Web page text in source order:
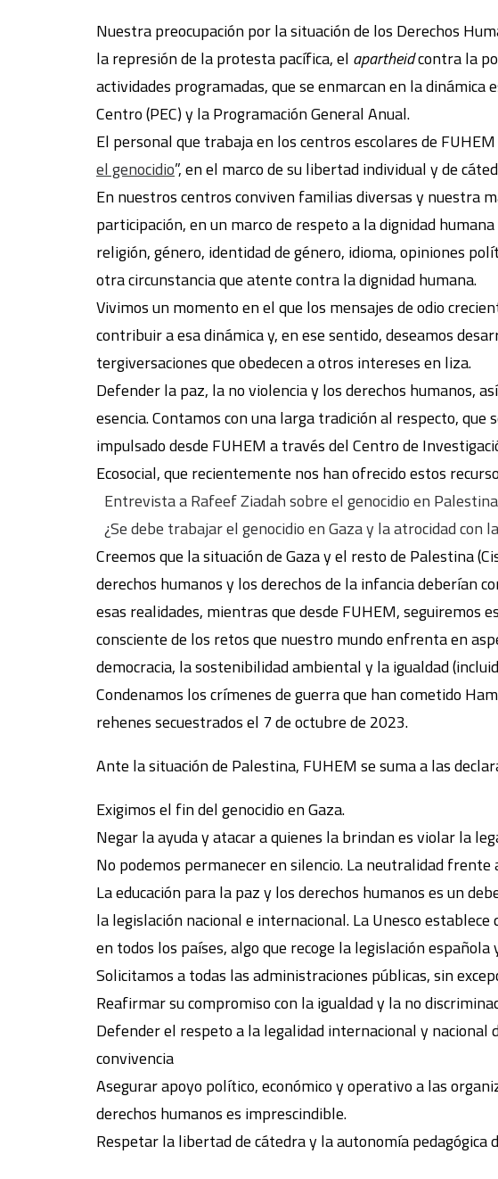
Nuestra preocupación por la situación de los Derechos
la represión de la protesta pacífica, el apartheidcontra la
actividades programadas, que se enmarcan en la
Centro (PEC) y la Programación General Anual.
El personal que trabaja en los centros escolares de
el genocidio”, en el marco de su libertad individual y de
En nuestros centros conviven familias diversas y nuestra
participación, en un marco de respeto a la dignidad
religión, género, identidad de género, idioma, opiniones
otra circunstancia que atente contra la dignidad humana.
Vivimos un momento en el que los mensajes de odio
contribuir a esa dinámica y, en ese sentido, deseamos
tergiversaciones que obedecen a otros intereses en liza.
Defender la paz, la no violencia y los derechos humanos,
esencia. Contamos con una larga tradición al respecto,
impulsado desde FUHEM a través del Centro de
Ecosocial, que recientemente nos han ofrecido estos
Entrevista a Rafeef Ziadah sobre el genocidio en Palestina
¿Se debe trabajar el genocidio en Gaza y la atrocidad
Creemos que la situación de Gaza y el resto de Palestina
derechos humanos y los derechos de la infancia deberían
esas realidades, mientras que desde FUHEM, seguiremos
consciente de los retos que nuestro mundo enfrenta en
democracia, la sostenibilidad ambiental y la igualdad
Condenamos los crímenes de guerra que han cometido
rehenes secuestrados el 7 de octubre de 2023.
Ante la situación de Palestina, FUHEM se suma a las
Exigimos el fin del genocidio en Gaza.
Negar la ayuda y atacar a quienes la brindan es violar la
No podemos permanecer en silencio. La neutralidad
La educación para la paz y los derechos humanos es un
la legislación nacional e internacional. La Unesco
en todos los países, algo que recoge la legislación
Solicitamos a todas las administraciones públicas, sin
Reafirmar su compromiso con la igualdad y la no
Defender el respeto a la legalidad internacional y nacional
convivencia
Asegurar apoyo político, económico y operativo a las
derechos humanos es imprescindible.
Respetar la libertad de cátedra y la autonomía pedagógica